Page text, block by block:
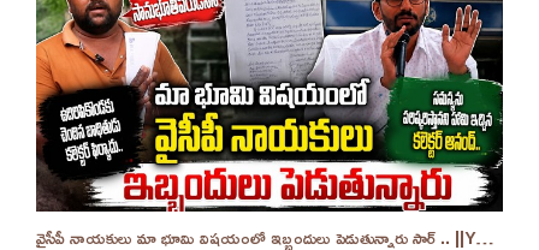
వైసీపీ నాయకులు మా భూమి విషయంలో ఇబ్బందులు పెడుతున్నారు సార్ .. ||YES 9TV